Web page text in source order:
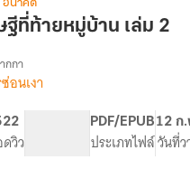
นาคต
ฐีที่ท้ายหมู่บ้าน เล่ม 2
ง
กกา
อนเงา
วิว
PDF/EPUB
ประเภทไฟล์
12 ก
วันที่ว